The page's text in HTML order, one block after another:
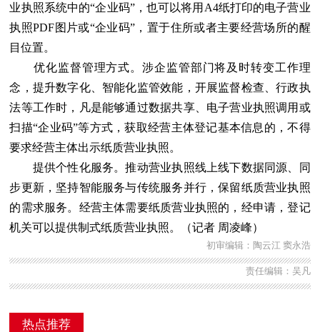
业执照系统中的“企业码”，也可以将用A4纸打印的电子营业
执照PDF图片或“企业码”，置于住所或者主要经营场所的醒
目位置。
优化监督管理方式。涉企监管部门将及时转变工作理
念，提升数字化、智能化监管效能，开展监督检查、行政执
法等工作时，凡是能够通过数据共享、电子营业执照调用或
扫描“企业码”等方式，获取经营主体登记基本信息的，不得
要求经营主体出示纸质营业执照。
提供个性化服务。推动营业执照线上线下数据同源、同
步更新，坚持智能服务与传统服务并行，保留纸质营业执照
的需求服务。经营主体需要纸质营业执照的，经申请，登记
机关可以提供制式纸质营业执照。（记者 周凌峰）
初审编辑：陶云江 窦永浩
责任编辑：吴凡
热点推荐